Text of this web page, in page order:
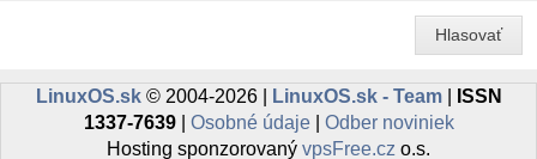
Hlasovať
LinuxOS.sk© 2004-2026 | LinuxOS.sk - Team|
ISSN
1337-7639| Osobné údaje| Odber noviniek
Hosting sponzorovaný vpsFree.cz o.s.